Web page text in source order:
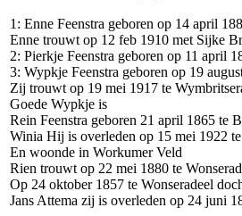
1: Enne Feenstra geboren op 14 april
Enne trouwt op 12 feb 1910 met Sijke
2: Pierkje Feenstra geboren op 11 april
3: Wypkje Feenstra geboren op 19
Zij trouwt op 19 mei 1917 te
Goede Wypkje is
Rein Feenstra geboren 21 april 1865 te
Winia Hij is overleden op 15 mei 1922
En woonde in Workumer Veld
Rien trouwt op 22 mei 1880 te
Op 24 oktober 1857 te Wonseradeel
Jans Attema zij is overleden op 24 juni